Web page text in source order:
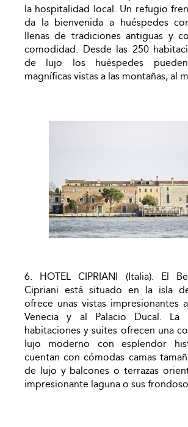
la hospitalidad local. Un refugio
da la bienvenida a huéspedes
llenas de tradiciones antiguas y
comodidad. Desde las 250
de lujo los huéspedes
magníficas vistas a las montañas, al
6. HOTEL CIPRIANI (Italia). El
Cipriani está situado en la isla
ofrece unas vistas impresionantes
Venecia y al Palacio Ducal. La
habitaciones y suites ofrecen una
lujo moderno con esplendor
cuentan con cómodas camas
de lujo y balcones o terrazas
impresionante laguna o sus